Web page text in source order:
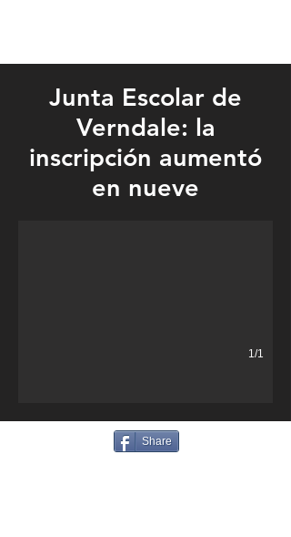
Junta Escolar de
Verndale: la
inscripción aumentó
en nueve
1/1
Share